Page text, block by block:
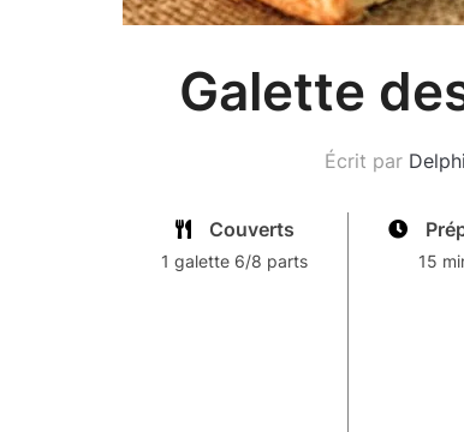
Galette
Écrit par
Couverts
1 galette 6/8 parts 15